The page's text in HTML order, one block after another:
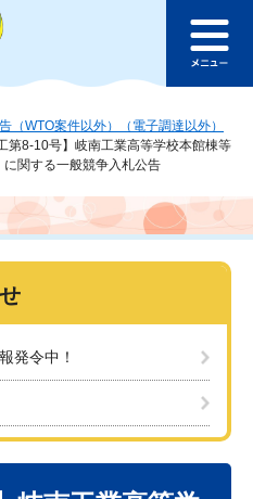
ジの本文へ
ュ
（WTO案件以外）（電子調達以外）
工第8-10号】岐南工業高等学校本館棟等
関する一般競争入札公告
発令中！